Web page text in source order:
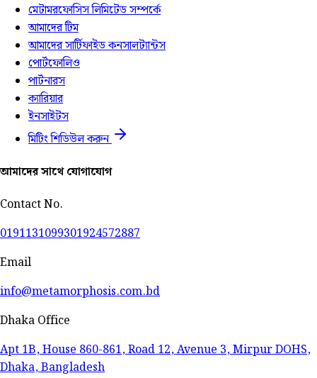
মেটামরফোসিস লিমিটেড সম্পর্কে
আমাদের টিম
আমাদের সার্টিফাইড কনসালট্যান্টস
পোর্টফোলিও
পার্টনারস
ক্যারিয়ার
ইনসাইটস
মিটিং শিডিউল করুন
আমাদের সাথে যোগাযোগ
Contact No.
0191131099301924572887
Email
info@metamorphosis.com.bd
Dhaka Office
Apt 1B, House 860-861, Road 12, Avenue 3, Mirpur DOHS,
Dhaka, Bangladesh